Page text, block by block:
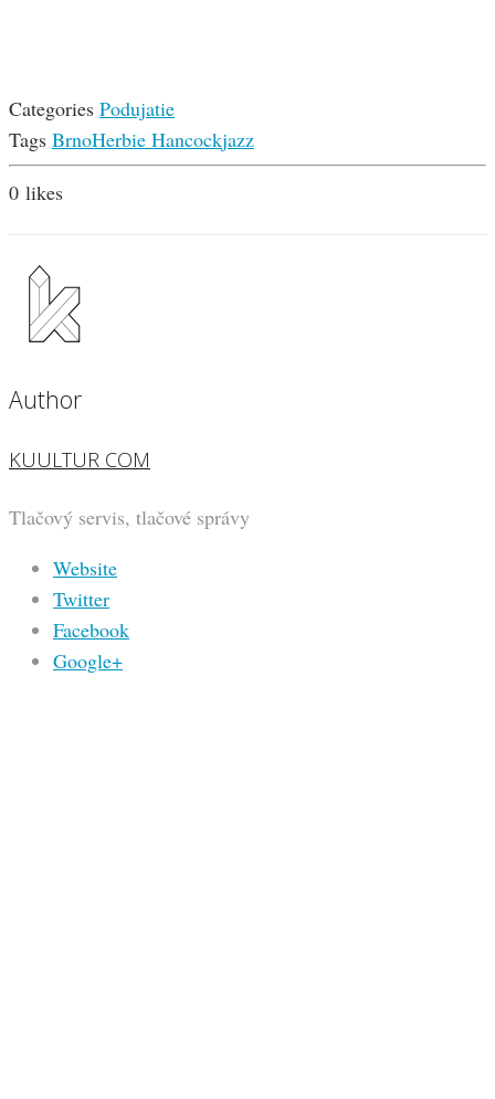
Categories Podujatie
Tags BrnoHerbie Hancockjazz
0 likes
Author
KUULTUR COM
Tlačový servis, tlačové správy
Website
Twitter
Facebook
Google+